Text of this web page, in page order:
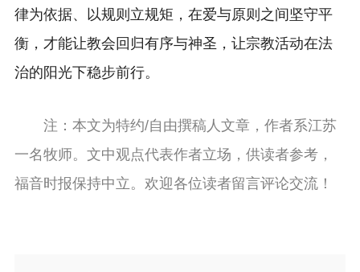
律为依据、以规则立规矩，在爱与原则之间坚守平
衡，才能让教会回归有序与神圣，让宗教活动在法
治的阳光下稳步前行。
注：本文为特约/自由撰稿人文章，作者系江苏
一名牧师。文中观点代表作者立场，供读者参考，
福音时报保持中立。欢迎各位读者留言评论交流！